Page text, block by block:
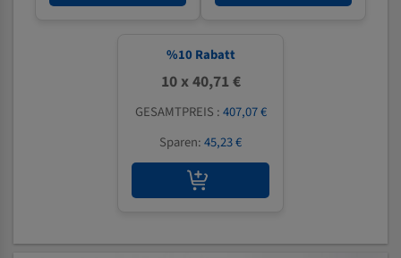
%10 Rabatt
10 x 40,71 €
GESAMTPREIS :407,07 €
Sparen:45,23 €